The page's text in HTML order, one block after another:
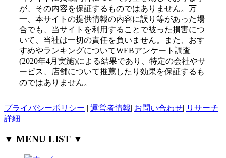
が、その内容を保証するものではありません。万
一、本サイトの提供情報の内容に誤り等があった場
合でも、当サイトを利用することで被った損害につ
いて、当社は一切の責任を負いません。また、おす
すめやランキングについてWEBアンケート調査
(2020年4月実施)による結果であり、特定の会社やサ
ービス、店舗について推薦したり効果を保証するも
のではありません。
プライバシーポリシー | 運営者情報| お問い合わせ| リサーチ
詳細
▼ MENU LIST ▼